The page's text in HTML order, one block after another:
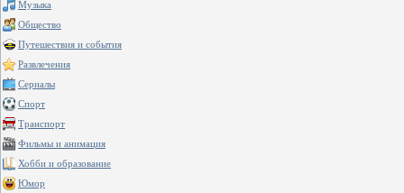
Музыка
Общество
Путешествия и события
Развлечения
Сериалы
Спорт
Транспорт
Фильмы и анимация
Хобби и образование
Юмор